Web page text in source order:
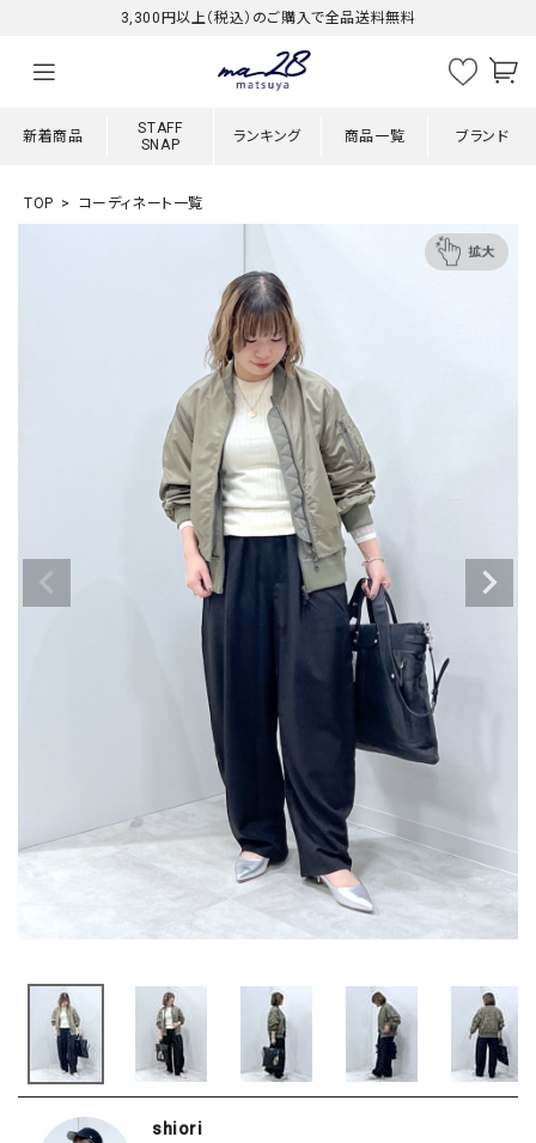
3,300円以上（税込）のご購入で全品送料無料
新着商品
STAFF
SNAP
ランキング 商品一覧 ブランド
TOP コーディネート一覧
shiori